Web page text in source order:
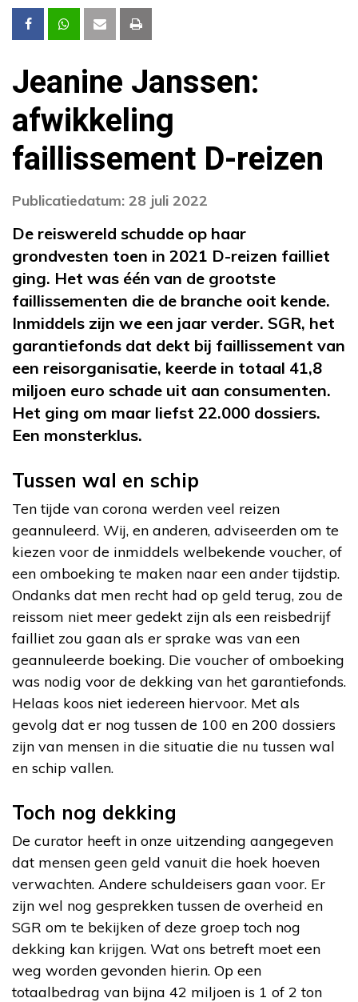
Jeanine Janssen:
afwikkeling
faillissement D-reizen
Publicatiedatum: 28 juli 2022
De reiswereld schudde op haar
grondvesten toen in 2021 D-reizen failliet
ging. Het was één van de grootste
faillissementen die de branche ooit kende.
Inmiddels zijn we een jaar verder. SGR, het
garantiefonds dat dekt bij faillissement van
een reisorganisatie, keerde in totaal 41,8
miljoen euro schade uit aan consumenten.
Het ging om maar liefst 22.000 dossiers.
Een monsterklus.
Tussen wal en schip
Ten tijde van corona werden veel reizen
geannuleerd. Wij, en anderen, adviseerden om te
kiezen voor de inmiddels welbekende voucher, of
een omboeking te maken naar een ander tijdstip.
Ondanks dat men recht had op geld terug, zou de
reissom niet meer gedekt zijn als een reisbedrijf
failliet zou gaan als er sprake was van een
geannuleerde boeking. Die voucher of omboeking
was nodig voor de dekking van het garantiefonds.
Helaas koos niet iedereen hiervoor. Met als
gevolg dat er nog tussen de 100 en 200 dossiers
zijn van mensen in die situatie die nu tussen wal
en schip vallen.
Toch nog dekking
De curator heeft in onze uitzending aangegeven
dat mensen geen geld vanuit die hoek hoeven
verwachten. Andere schuldeisers gaan voor. Er
zijn wel nog gesprekken tussen de overheid en
SGR om te bekijken of deze groep toch nog
dekking kan krijgen. Wat ons betreft moet een
weg worden gevonden hierin. Op een
totaalbedrag van bijna 42 miljoen is 1 of 2 ton